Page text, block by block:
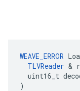
WEAVE_ERROR
TLVReader &
uint16_t
)